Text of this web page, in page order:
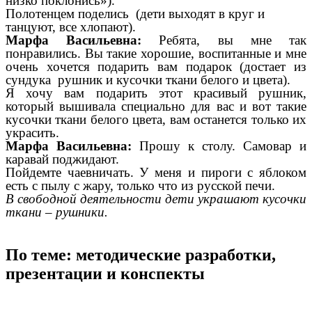
Полотенцем поделись (дети выходят в круг и
танцуют, все хлопают).
Марфа Васильевна: Ребята, вы мне так
понравились. Вы такие хорошие, воспитанные и мне
очень хочется подарить вам подарок (достает из
сундука рушник и кусочки ткани белого и цвета).
Я хочу вам подарить этот красивый рушник,
который вышивала специально для вас и вот такие
кусочки ткани белого цвета, вам останется только их
украсить.
Марфа Васильевна: Прошу к столу. Самовар и
каравай поджидают.
Пойдемте чаевничать. У меня и пироги с яблоком
есть с пылу с жару, только что из русской печи.
В свободной деятельности дети украшают кусочки
ткани – рушники.
По теме: методические разработки,
презентации и конспекты